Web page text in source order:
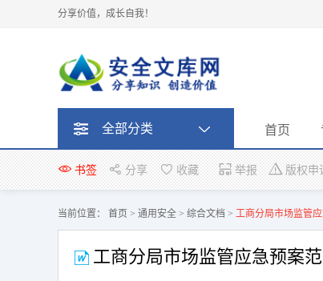
分享价值，成长自我！
全部分类 首页
书签 分享 收藏 举报 版权申
当前位置： 首页 > 通用安全 > 综合文档 > 工商分局市场监管
工商分局市场监管应急预案